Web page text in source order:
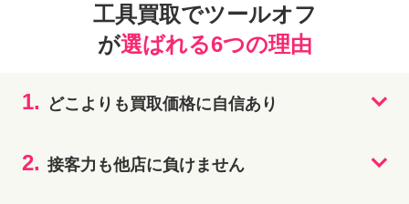
工具買取でツールオフ
が選ばれる6つの理由
1. どこよりも買取価格に自信あり
2. 接客力も他店に負けません